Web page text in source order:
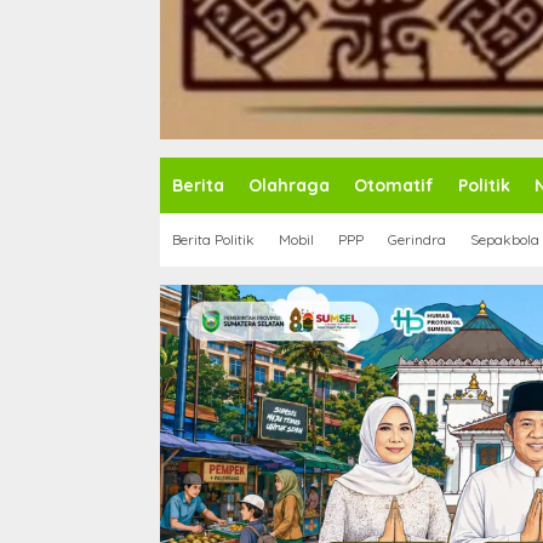
Berita Olahraga Otomatif Politik
Berita Politik Mobil PPP Gerindra Sepakbola